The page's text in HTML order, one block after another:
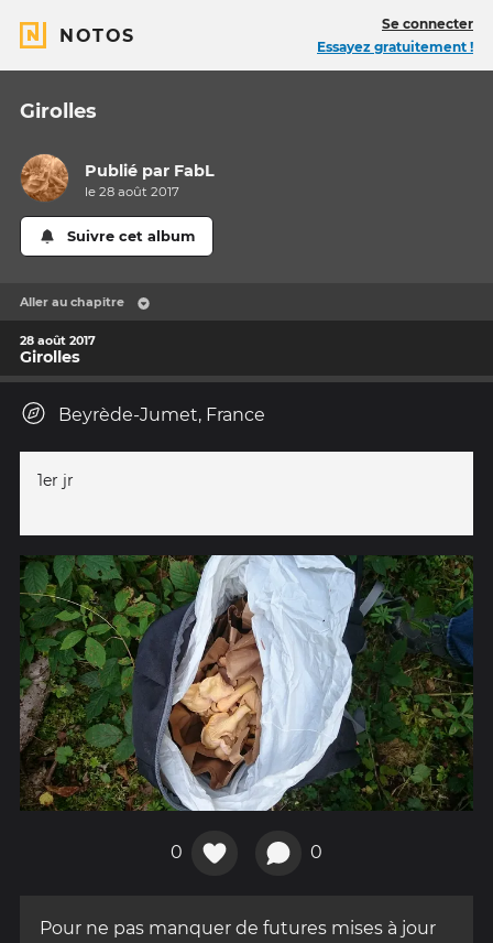
NOTOS
Se connecter
Essayez gratuitement !
Girolles
Publié par FabL
le 28 août 2017
Suivre cet album
Aller au chapitre
28 août 2017
Girolles
Beyrède-Jumet, France
1er jr
0 0
Pour ne pas manquer de futures mises à jour